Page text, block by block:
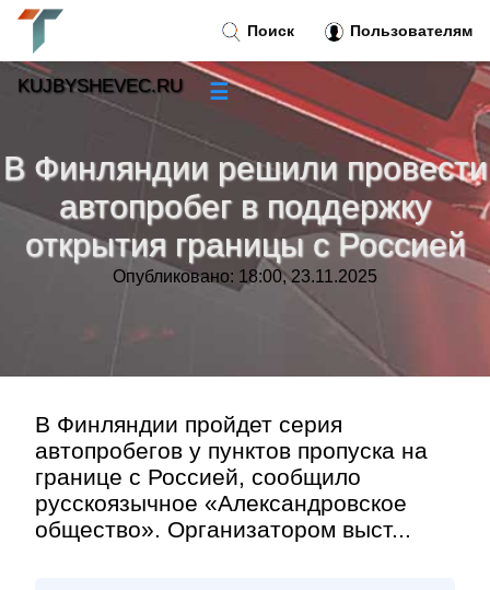
В Финляндии решили провести
автопробег в поддержку
открытия границы с Россией
Опубликовано: 18:00, 23.11.2025
В Финляндии пройдет серия
автопробегов у пунктов пропуска на
границе с Россией, сообщило
русскоязычное «Александровское
общество». Организатором выст...
Поиск Пользователям
KUJBYSHEVEC.RU ☰
Новости»
Тренды новостей»
Рубрики»
Контакт»